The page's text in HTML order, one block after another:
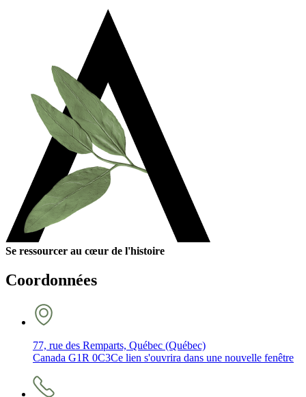
Se ressourcer au cœur de l'histoire
Coordonnées
77, rue des Remparts, Québec (Québec)
Canada G1R 0C3Ce lien s'ouvrira dans une nouvelle fenêtre